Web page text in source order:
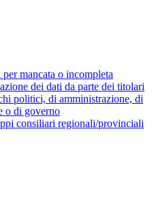
per mancata o incompleta
dei dati da parte dei titolari
politici, di amministrazione, di
o di governo
consiliari regionali/provinciali